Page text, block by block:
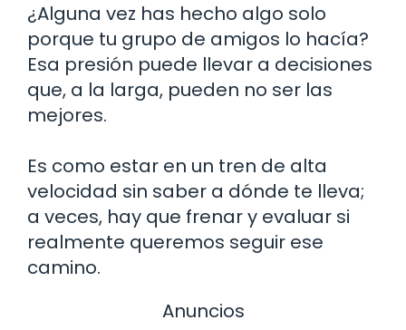
¿Alguna vez has hecho algo solo
porque tu grupo de amigos lo hacía?
Esa presión puede llevar a decisiones
que, a la larga, pueden no ser las
mejores.
Es como estar en un tren de alta
velocidad sin saber a dónde te lleva;
a veces, hay que frenar y evaluar si
realmente queremos seguir ese
camino.
Anuncios